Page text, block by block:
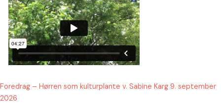
Foredrag – Hørren som kulturplante v. Sabine Karg 9. september
2026